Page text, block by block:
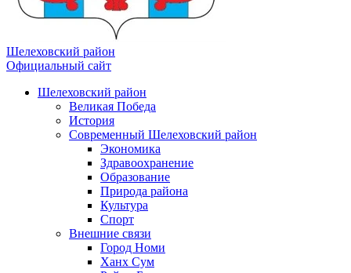
Шелеховский район
Официальный сайт
Шелеховский район
Великая Победа
История
Современный Шелеховский район
Экономика
Здравоохранение
Образование
Природа района
Культура
Спорт
Внешние связи
Город Номи
Ханх Сум